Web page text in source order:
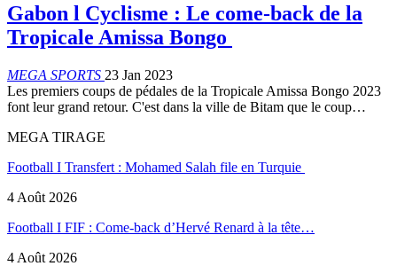
Gabon l Cyclisme : Le come-back de la
Tropicale Amissa Bongo
MEGA SPORTS 23 Jan 2023
Les premiers coups de pédales de la Tropicale Amissa Bongo 2023
font leur grand retour. C'est dans la ville de Bitam que le coup…
MEGA TIRAGE
Football I Transfert : Mohamed Salah file en Turquie
4 Août 2026
Football I FIF : Come-back d’Hervé Renard à la tête…
4 Août 2026